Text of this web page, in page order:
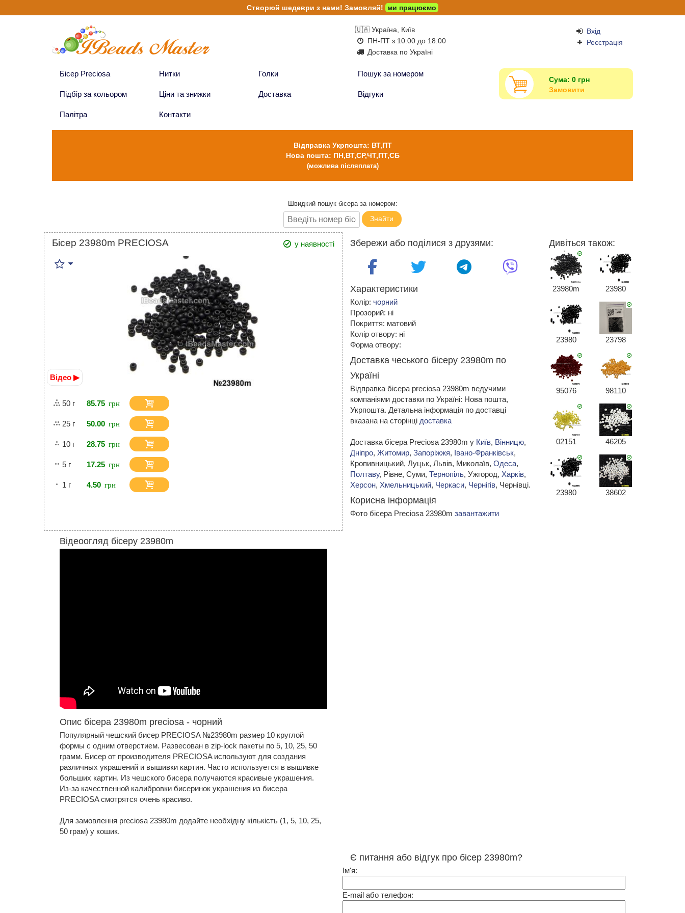
🇺🇦 Україна, Київ
ПН-ПТ з 10:00 до 18:00
Доставка по Україні
Вхід
Реєстрація
Бісер Preciosa Нитки Голки Пошук за номером
Підбір за кольором Ціни та знижки Доставка Відгуки
Палітра Контакти
Сума: 0 грн
Замовити
Відправка Укрпошта: ВТ,ПТ
Нова пошта: ПН,ВТ,СР,ЧТ,ПТ,СБ
(можлива післяплата)
Швидкий пошук бісера за номером:
Знайти
Бісер 23980m PRECIOSA у наявності
Відео ▶
50 г 85.75
25 г 50.00
10 г 28.75
5 г 17.25
1 г 4.50
Відеоогляд бісеру 23980m
Опис бісера 23980m preciosa - чорний
Популярный чешский бисер PRECIOSA №23980m размер 10 круглой
формы с одним отверстием. Развесован в zip-lock пакеты по 5, 10, 25, 50
грамм. Бисер от производителя PRECIOSA используют для создания
различных украшений и вышивки картин. Часто используется в вышивке
больших картин. Из чешского бисера получаются красивые украшения.
Из-за качественной калибровки бисеринок украшения из бисера
PRECIOSA смотрятся очень красиво.
Для замовлення preciosa 23980m додайте необхідну кількість (1, 5, 10, 25,
50 грам) у кошик.
Збережи або поділися з друзями:
Характеристики
Колір: чорний
Прозорий: ні
Покриття: матовий
Колір отвору: ні
Форма отвору:
Доставка чеського бісеру 23980m по
Україні
Відправка бісера preciosa 23980m ведучими
компаніями доставки по Україні: Нова пошта,
Укрпошта. Детальна інформація по доставці
вказана на сторінці доставка
Доставка бісера Preciosa 23980m у Київ, Вінницю,
Дніпро, Житомир, Запоріжжя, Івано-Франківськ,
Кропивницький, Луцьк, Львів, Миколаїв, Одеса,
Полтаву, Рівне, Суми, Тернопіль, Ужгород, Харків,
Херсон, Хмельницький, Черкаси, Чернігів, Чернівці.
Корисна інформація
Фото бісера Preciosa 23980m завантажити
Дивіться також:
23980m 23980
23980 23798
95076 98110
02151 46205
23980 38602
Є питання або відгук про бісер 23980m?
Ім'я:
E-mail або телефон:
Створюй шедеври з нами! Замовляй! ми працюємо